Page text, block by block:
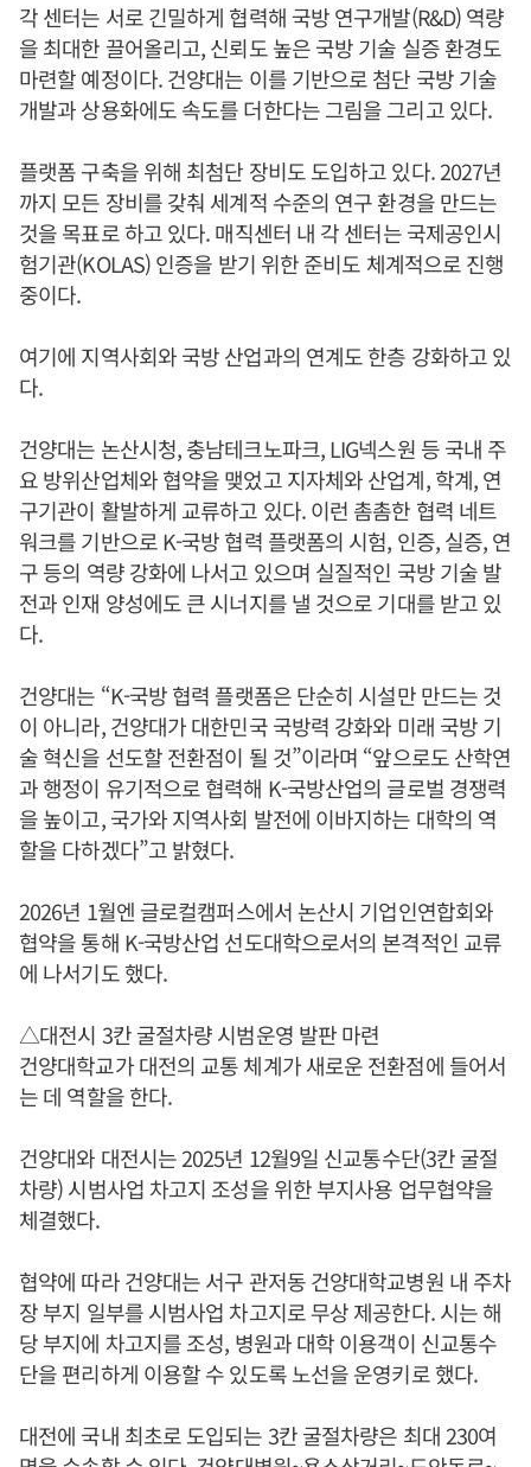
각 센터는 서로 긴밀하게 협력해 국방 연구개발(R&D) 역량
을 최대한 끌어올리고, 신뢰도 높은 국방 기술 실증 환경도
마련할 예정이다. 건양대는 이를 기반으로 첨단 국방 기술
개발과 상용화에도 속도를 더한다는 그림을 그리고 있다.
플랫폼 구축을 위해 최첨단 장비도 도입하고 있다. 2027년
까지 모든 장비를 갖춰 세계적 수준의 연구 환경을 만드는
것을 목표로 하고 있다. 매직센터 내 각 센터는 국제공인시
험기관(KOLAS) 인증을 받기 위한 준비도 체계적으로 진행
중이다.
여기에 지역사회와 국방 산업과의 연계도 한층 강화하고 있
다.
건양대는 논산시청, 충남테크노파크, LIG넥스원 등 국내 주
요 방위산업체와 협약을 맺었고 지자체와 산업계, 학계, 연
구기관이 활발하게 교류하고 있다. 이런 촘촘한 협력 네트
워크를 기반으로 K-국방 협력 플랫폼의 시험, 인증, 실증, 연
구 등의 역량 강화에 나서고 있으며 실질적인 국방 기술 발
전과 인재 양성에도 큰 시너지를 낼 것으로 기대를 받고 있
다.
건양대는 “K-국방 협력 플랫폼은 단순히 시설만 만드는 것
이 아니라, 건양대가 대한민국 국방력 강화와 미래 국방 기
술 혁신을 선도할 전환점이 될 것”이라며 “앞으로도 산학연
과 행정이 유기적으로 협력해 K-국방산업의 글로벌 경쟁력
을 높이고, 국가와 지역사회 발전에 이바지하는 대학의 역
할을 다하겠다”고 밝혔다.
2026년 1월엔 글로컬캠퍼스에서 논산시 기업인연합회와
협약을 통해 K-국방산업 선도대학으로서의 본격적인 교류
에 나서기도 했다.
△대전시 3칸 굴절차량 시범운영 발판 마련
건양대학교가 대전의 교통 체계가 새로운 전환점에 들어서
는 데 역할을 한다.
건양대와 대전시는 2025년 12월9일 신교통수단(3칸 굴절
차량) 시범사업 차고지 조성을 위한 부지사용 업무협약을
체결했다.
협약에 따라 건양대는 서구 관저동 건양대학교병원 내 주차
장 부지 일부를 시범사업 차고지로 무상 제공한다. 시는 해
당 부지에 차고지를 조성, 병원과 대학 이용객이 신교통수
단을 편리하게 이용할 수 있도록 노선을 운영키로 했다.
대전에 국내 최초로 도입되는 3칸 굴절차량은 최대 230여